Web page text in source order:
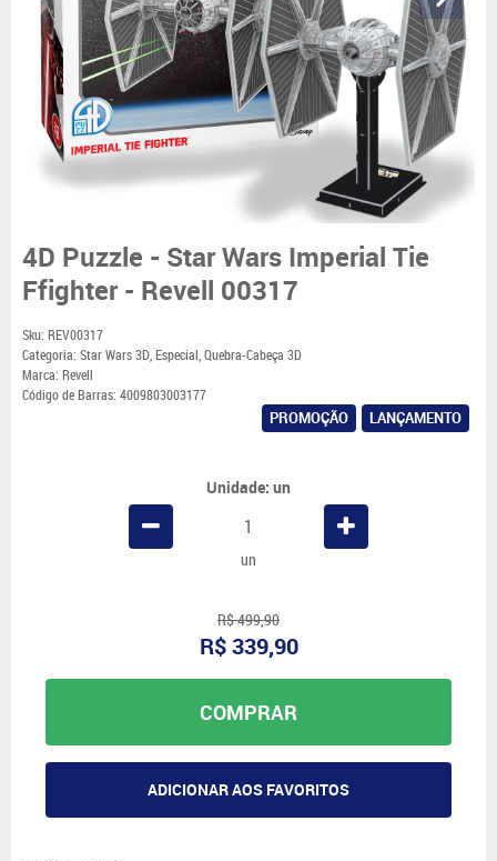
4D Puzzle - Star Wars Imperial Tie
Ffighter - Revell 00317
Sku: REV00317
Categoria: Star Wars 3D,Especial,Quebra-Cabeça 3D
Marca: Revell
Código de Barras: 4009803003177
PROMOÇÃO LANÇAMENTO
Unidade: un
un
R$ 499,90
R$ 339,90
COMPRAR
ADICIONAR AOS FAVORITOS